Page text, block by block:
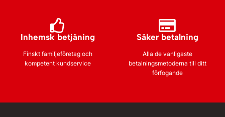
Inhemsk betjäning
Finskt familjeföretag och
kompetent kundservice
Säker betalning
Alla de vanligaste
betalningsmetoderna till ditt
förfogande